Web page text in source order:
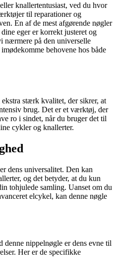
knallertentusiast, ved du hvor
til reparationer og
En af de mest afgørende nøgler
eger er korrekt justeret og
nærmere på den universelle
behovene hos både
stærk kvalitet, der sikrer, at
brug. Det er et værktøj, der
ro i sindet, når du bruger det til
cykler og knallerter.
dens universalitet. Den kan
og det betyder, at du kun
tohjulede samling. Uanset om du
elcykel, kan denne nøgle
denne nippelnøgle er dens evne til
Her er de specifikke